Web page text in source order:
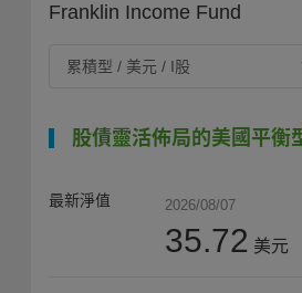
Franklin Income Fund
股債靈活佈局的美國平衡
最新淨值 2026/08/07
35.72 美元